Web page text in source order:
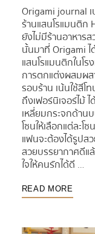
Origami journal
ร้านแสนโรแมนติก
ยังไม่มีร้านอาหาร
นั้นมาที่ Origami ไ
แสนโรแมนติกในโ
การตกแต่งผสมผส
รอบร้าน เน้นใช้สีโ
ถึงเฟอร์นิเจอร์ไม้
เหลี่ยมกระจกด้าน
โซนให้เลือกแต่ละ
แฟนจะต้องได้รูปส
สวยบรรยากาศดีแ
ใจให้คนรักได้ดี …
READ MORE